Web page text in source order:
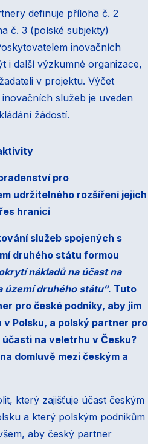
definuje příloha č. 2
č. 3 (polské subjekty)
inovačních
i další výzkumné organizace,
v projektu. Výčet
služeb je uveden
žádostí.
pro
udržitelného rozšíření jejich
hranici
služeb spojených s
druhého státu formou
nákladů na účast na
území druhého státu“. Tuto
pro české podniky, aby jim
Polsku, a polský partner pro
na veletrhu v Česku?
domluvě mezi českým a
který zajišťuje účast českým
a který polským podnikům
aby český partner